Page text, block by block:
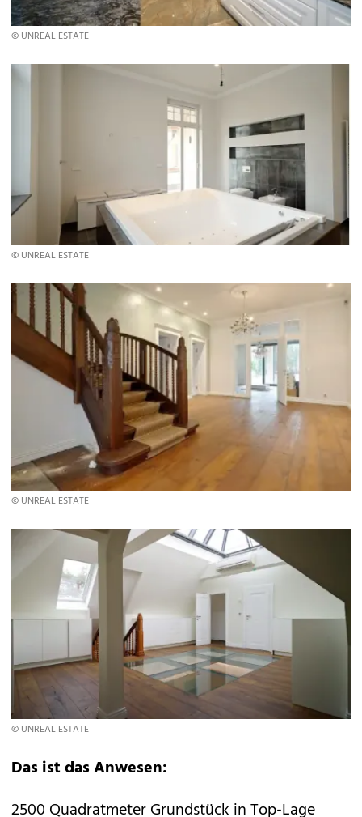
© UNREAL ESTATE
© UNREAL ESTATE
© UNREAL ESTATE
© UNREAL ESTATE
Das ist das Anwesen:
2500 Quadratmeter Grundstück in Top-Lage